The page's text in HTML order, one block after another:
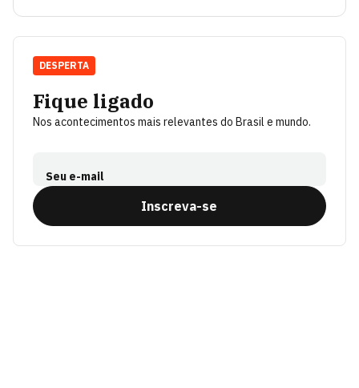
Fique ligado
Nos acontecimentos mais relevantes do Brasil e mundo.
Seu e-mail
Inscreva-se
DESPERTA